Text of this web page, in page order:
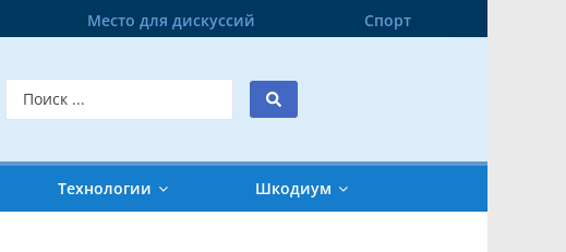
Место для дискуссий Спорт
Технологии Шкодиум